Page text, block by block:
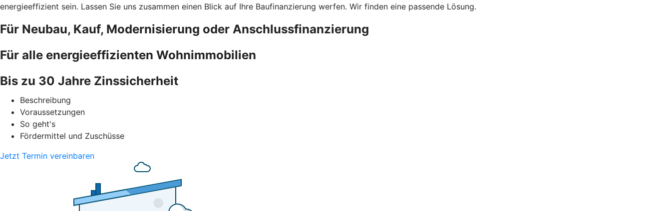
energieeffizient sein. Lassen Sie uns zusammen einen Blick auf Ihre Baufinanzierung werfen. Wir finden eine passende Lösung.
Für Neubau, Kauf, Modernisierung oder Anschlussfinanzierung
Für alle energieeffizienten Wohnimmobilien
Bis zu 30 Jahre Zinssicherheit
Beschreibung
Voraussetzungen
So geht's
Fördermittel und Zuschüsse
Jetzt Termin vereinbaren